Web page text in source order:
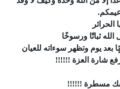
الحرائر
ثباتًا ورسوخًا
بعد يوم وتظهر سوءاته للعيان
شارة العزة !!!!!!
مسطرة !!!!!!